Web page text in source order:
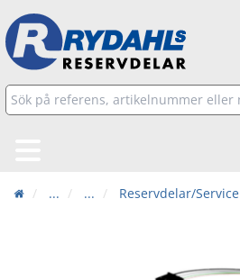
... ... Reservdelar/Service